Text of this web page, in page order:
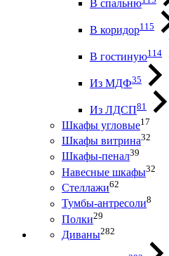
В спальню
В коридор115
В гостиную114
Из МДФ35
Из ЛДСП81
Шкафы угловые17
Шкафы витрина32
Шкафы-пенал39
Навесные шкафы32
Стеллажи62
Тумбы-антресоли8
Полки29
Диваны282